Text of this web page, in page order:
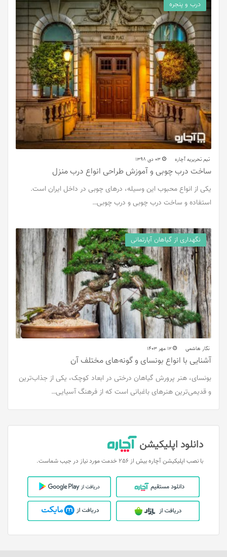
درب و پنجره
تیم تحریریه آچاره 03 دی 1398
ساخت درب چوبی و آموزش طراحی انواع درب منزل
یکی از انواع محبوب این وسیله، درهای چوبی در داخل ایران است.
استفاده و ساخت درب چوبی و درب چوبی…
نگهداری از گیاهان آپارتمانی
نگار هاشمی 12 مهر 1403
آشنایی با انواع بونسای و گونه‌های مختلف آن
بونسای، هنر پرورش گیاهان درختی در ابعاد کوچک، یکی از جذاب‌ترین
و قدیمی‌ترین هنرهای باغبانی است که از فرهنگ آسیایی…
دانلود اپلیکیشن
با نصب اپلیکیشن آچاره بیش از 256 خدمت مورد نیاز در جیب شماست.